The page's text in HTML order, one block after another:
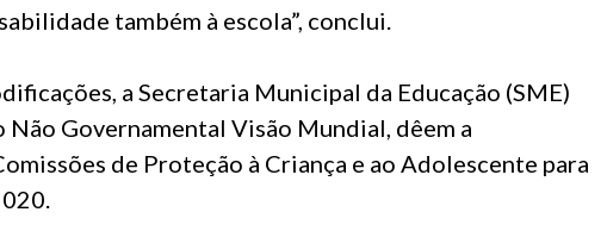
também à escola”, conclui.
a Secretaria Municipal da Educação (SME)
Não Governamental Visão Mundial, dêem a
de Proteção à Criança e ao Adolescente para